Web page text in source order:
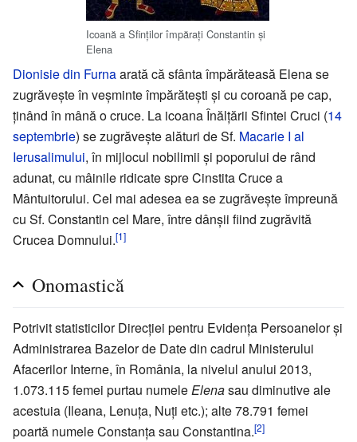
Icoană a Sfinților împărați Constantin și
Elena
Dionisie din Furnaarată că sfânta împărăteasă Elena se
zugrăvește în veșminte împărătești și cu coroană pe cap,
ținând în mână o cruce. La icoana Înălțării Sfintei Cruci (14
septembrie) se zugrăvește alături de Sf. Macarie I al
Ierusalimului, în mijlocul nobilimii și poporului de rând
adunat, cu mâinile ridicate spre Cinstita Cruce a
Mântuitorului. Cel mai adesea ea se zugrăvește împreună
cu Sf. Constantin cel Mare, între dânșii fiind zugrăvită
Crucea Domnului.[1]
Onomastică
Potrivit statisticilor Direcției pentru Evidența Persoanelor și
Administrarea Bazelor de Date din cadrul Ministerului
Afacerilor Interne, în România, la nivelul anului 2013,
1.073.115 femei purtau numeleElenasau diminutive ale
acestuia (Ileana, Lenuța, Nuți etc.); alte 78.791 femei
poartă numele Constanța sau Constantina.[2]